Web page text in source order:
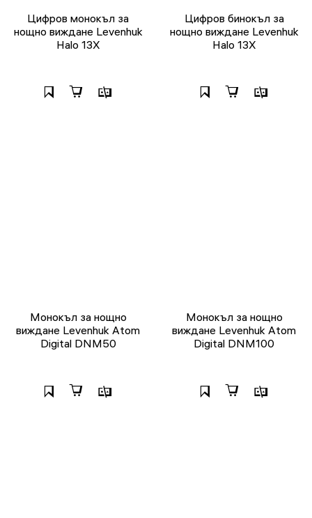
Цифров монокъл за
нощно виждане Levenhuk
Halo 13X
Цифров бинокъл за
нощно виждане Levenhuk
Halo 13X
Монокъл за нощно
виждане Levenhuk Atom
Digital DNM50
Монокъл за нощно
виждане Levenhuk Atom
Digital DNM100